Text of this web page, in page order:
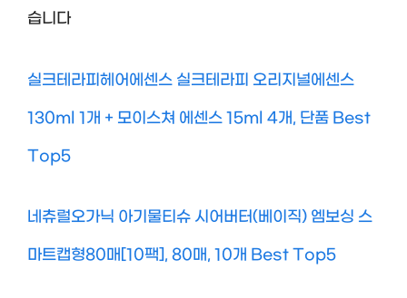
습니다
실크테라피헤어에센스 실크테라피 오리지널에센스
130ml 1개 + 모이스쳐 에센스 15ml 4개, 단품 Best
Top5
네츄럴오가닉 아기물티슈 시어버터(베이직) 엠보싱 스
마트캡형80매[10팩], 80매, 10개 Best Top5